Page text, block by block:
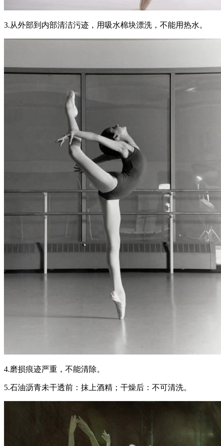
3.从外部到内部清洁污迹，用吸水棉块漂洗，不能用热水。
4.磨损痕迹严重，不能清除。
5.石油沥青未干透前：抹上酒精；干燥后：不可清洗。